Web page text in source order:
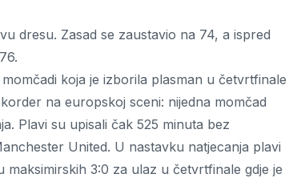
dresu. Zasad se zaustavio na 74, a ispred
koja je izborila plasman u četvrtfinale
na europskoj sceni: nijedna momčad
Plavi su upisali čak 525 minuta bez
United. U nastavku natjecanja plavi
3:0 za ulaz u četvrtfinale gdje je